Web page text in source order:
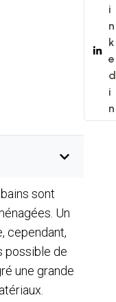
i
n
k
e
d
i
n
sont
Un
cependant,
possible de
une grande